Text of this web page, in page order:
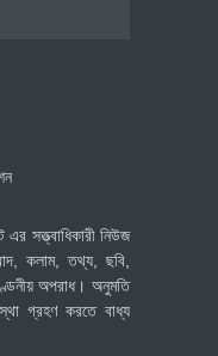
সত্ত্বাধিকারী নিউজ
কলাম, তথ্য, ছবি,
অপরাধ। অনুমতি
গ্রহণ করতে বাধ্য